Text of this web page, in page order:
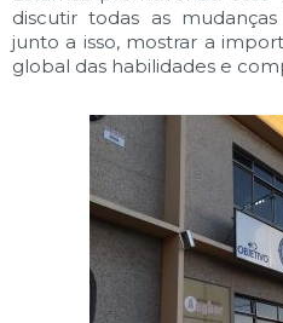
discutir todas as
junto a isso, mostrar a
global das habilidades e